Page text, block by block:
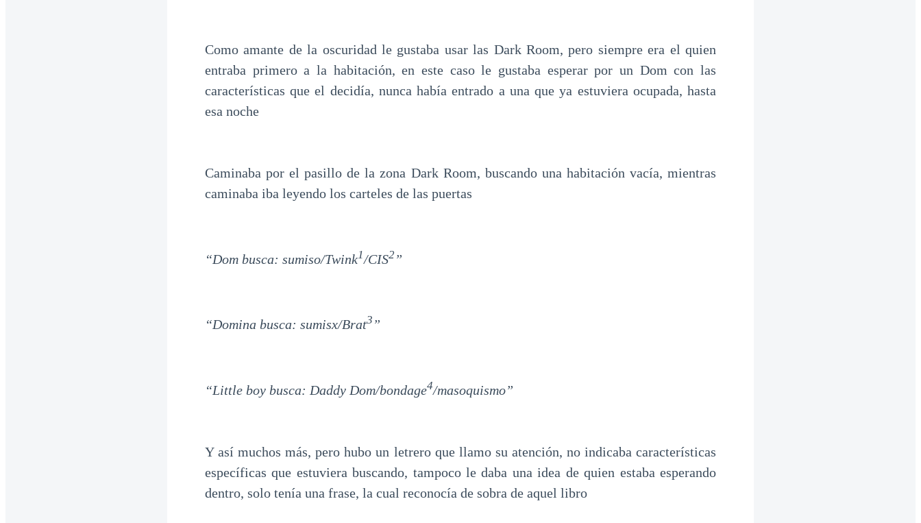
Como amante de la oscuridad le gustaba usar las Dark Room, pero siempre era el quien
entraba primero a la habitación, en este caso le gustaba esperar por un Dom con las
características que el decidía, nunca había entrado a una que ya estuviera ocupada, hasta
esa noche
Caminaba por el pasillo de la zona Dark Room, buscando una habitación vacía, mientras
caminaba iba leyendo los carteles de las puertas
“Dom busca: sumiso/Twink1/CIS2 ”
“Domina busca: sumisx/Brat3 ”
“Little boy busca: Daddy Dom/bondage4/masoquismo”
Y así muchos más, pero hubo un letrero que llamo su atención, no indicaba características
específicas que estuviera buscando, tampoco le daba una idea de quien estaba esperando
dentro, solo tenía una frase, la cual reconocía de sobra de aquel libro